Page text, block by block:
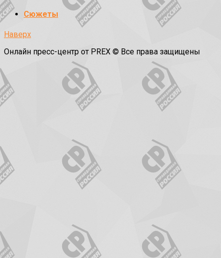
Сюжеты
Наверх
Онлайн пресс-центр от PREX © Все права защищены